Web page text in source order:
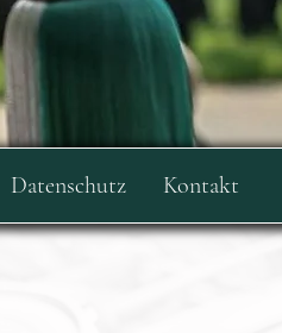
Datenschutz Kontakt